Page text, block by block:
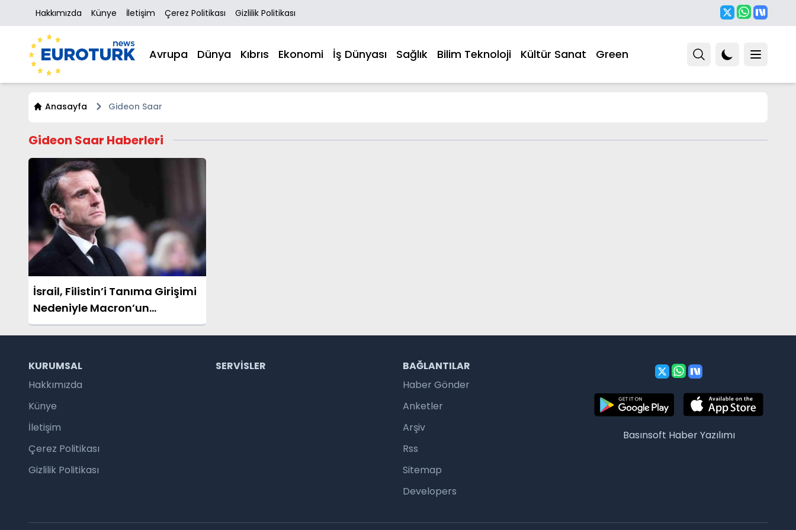
Hakkımızda Künye İletişim Çerez Politikası Gizlilik Politikası
Avrupa Dünya Kıbrıs Ekonomi İş Dünyası Sağlık Bilim Teknoloji Kültür Sanat Green
Anasayfa Gideon Saar
Gideon Saar Haberleri
İsrail, Filistin’i Tanıma Girişimi
Nedeniyle Macron’un
Ziyaretini Reddetti
KURUMSAL
Hakkımızda
Künye
İletişim
Çerez Politikası
Gizlilik Politikası
SERVISLER
BAĞLANTILAR
Haber Gönder
Anketler
Arşiv
Rss
Sitemap
Developers
Basınsoft Haber Yazılımı